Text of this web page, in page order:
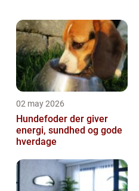
02 may 2026
Hundefoder der giver
energi, sundhed og gode
hverdage